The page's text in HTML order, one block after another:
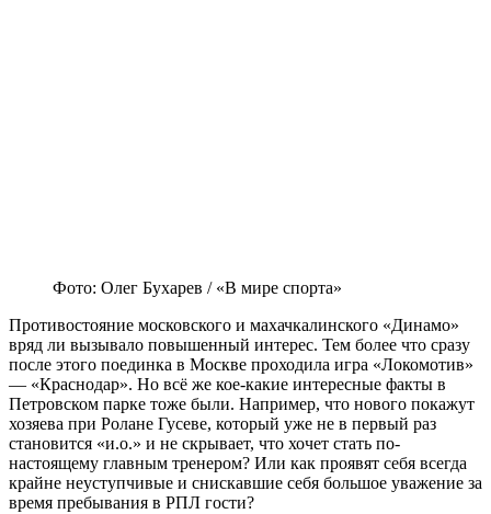
Фото: Олег Бухарев / «В мире спорта»
Противостояние московского и махачкалинского «Динамо»
вряд ли вызывало повышенный интерес. Тем более что сразу
после этого поединка в Москве проходила игра «Локомотив»
— «Краснодар». Но всё же кое-какие интересные факты в
Петровском парке тоже были. Например, что нового покажут
хозяева при Ролане Гусеве, который уже не в первый раз
становится «и.о.» и не скрывает, что хочет стать по-
настоящему главным тренером? Или как проявят себя всегда
крайне неуступчивые и снискавшие себя большое уважение за
время пребывания в РПЛ гости?